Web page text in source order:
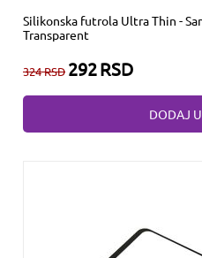
Silikonska futrola Ultra Thin -
Transparent
324RSD 292RSD
DODAJ